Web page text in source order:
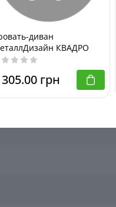
диван
КВАДРО
грн